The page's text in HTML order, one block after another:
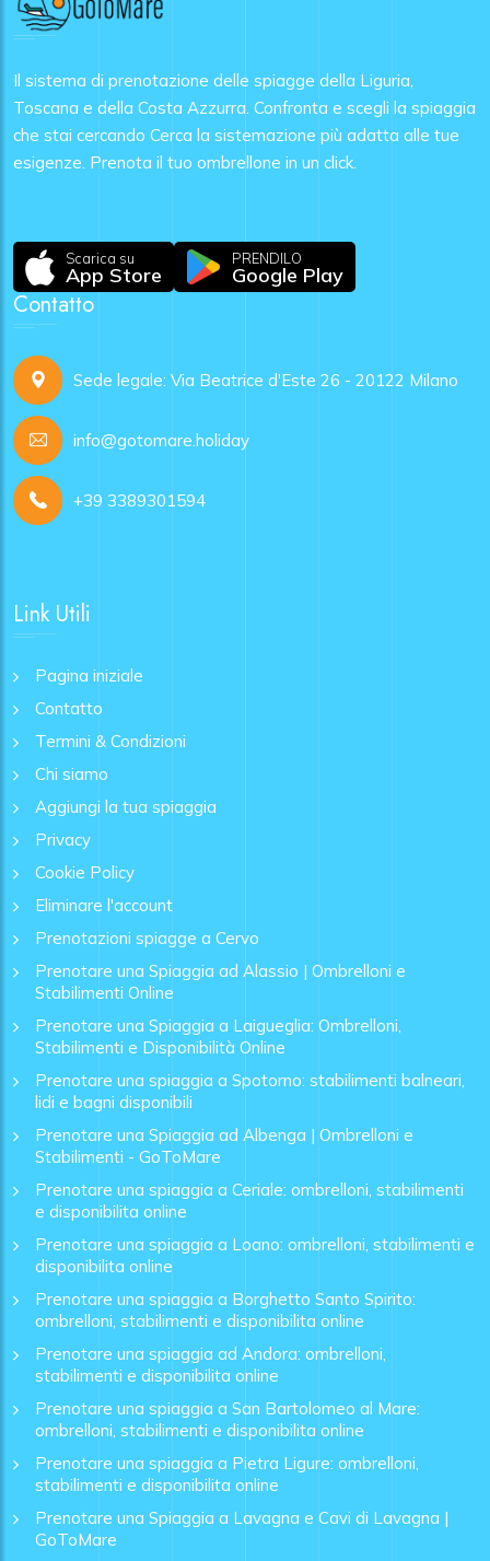
Il sistema di prenotazione delle spiagge della Liguria,
Toscana e della Costa Azzurra. Confronta e scegli la spiaggia
che stai cercando Cerca la sistemazione più adatta alle tue
esigenze. Prenota il tuo ombrellone in un click.
Scarica su
App Store
PRENDILO
Google Play
Contatto
Sede legale: Via Beatrice d'Este 26 - 20122 Milano
info@gotomare.holiday
+39 3389301594
Link Utili
Pagina iniziale
Contatto
Termini & Condizioni
Chi siamo
Aggiungi la tua spiaggia
Privacy
Cookie Policy
Eliminare l'account
Prenotazioni spiagge a Cervo
Prenotare una Spiaggia ad Alassio | Ombrelloni e
Stabilimenti Online
Prenotare una Spiaggia a Laigueglia: Ombrelloni,
Stabilimenti e Disponibilità Online
Prenotare una spiaggia a Spotorno: stabilimenti balneari,
lidi e bagni disponibili
Prenotare una Spiaggia ad Albenga | Ombrelloni e
Stabilimenti - GoToMare
Prenotare una spiaggia a Ceriale: ombrelloni, stabilimenti
e disponibilita online
Prenotare una spiaggia a Loano: ombrelloni, stabilimenti e
disponibilita online
Prenotare una spiaggia a Borghetto Santo Spirito:
ombrelloni, stabilimenti e disponibilita online
Prenotare una spiaggia ad Andora: ombrelloni,
stabilimenti e disponibilita online
Prenotare una spiaggia a San Bartolomeo al Mare:
ombrelloni, stabilimenti e disponibilita online
Prenotare una spiaggia a Pietra Ligure: ombrelloni,
stabilimenti e disponibilita online
Prenotare una Spiaggia a Lavagna e Cavi di Lavagna |
GoToMare